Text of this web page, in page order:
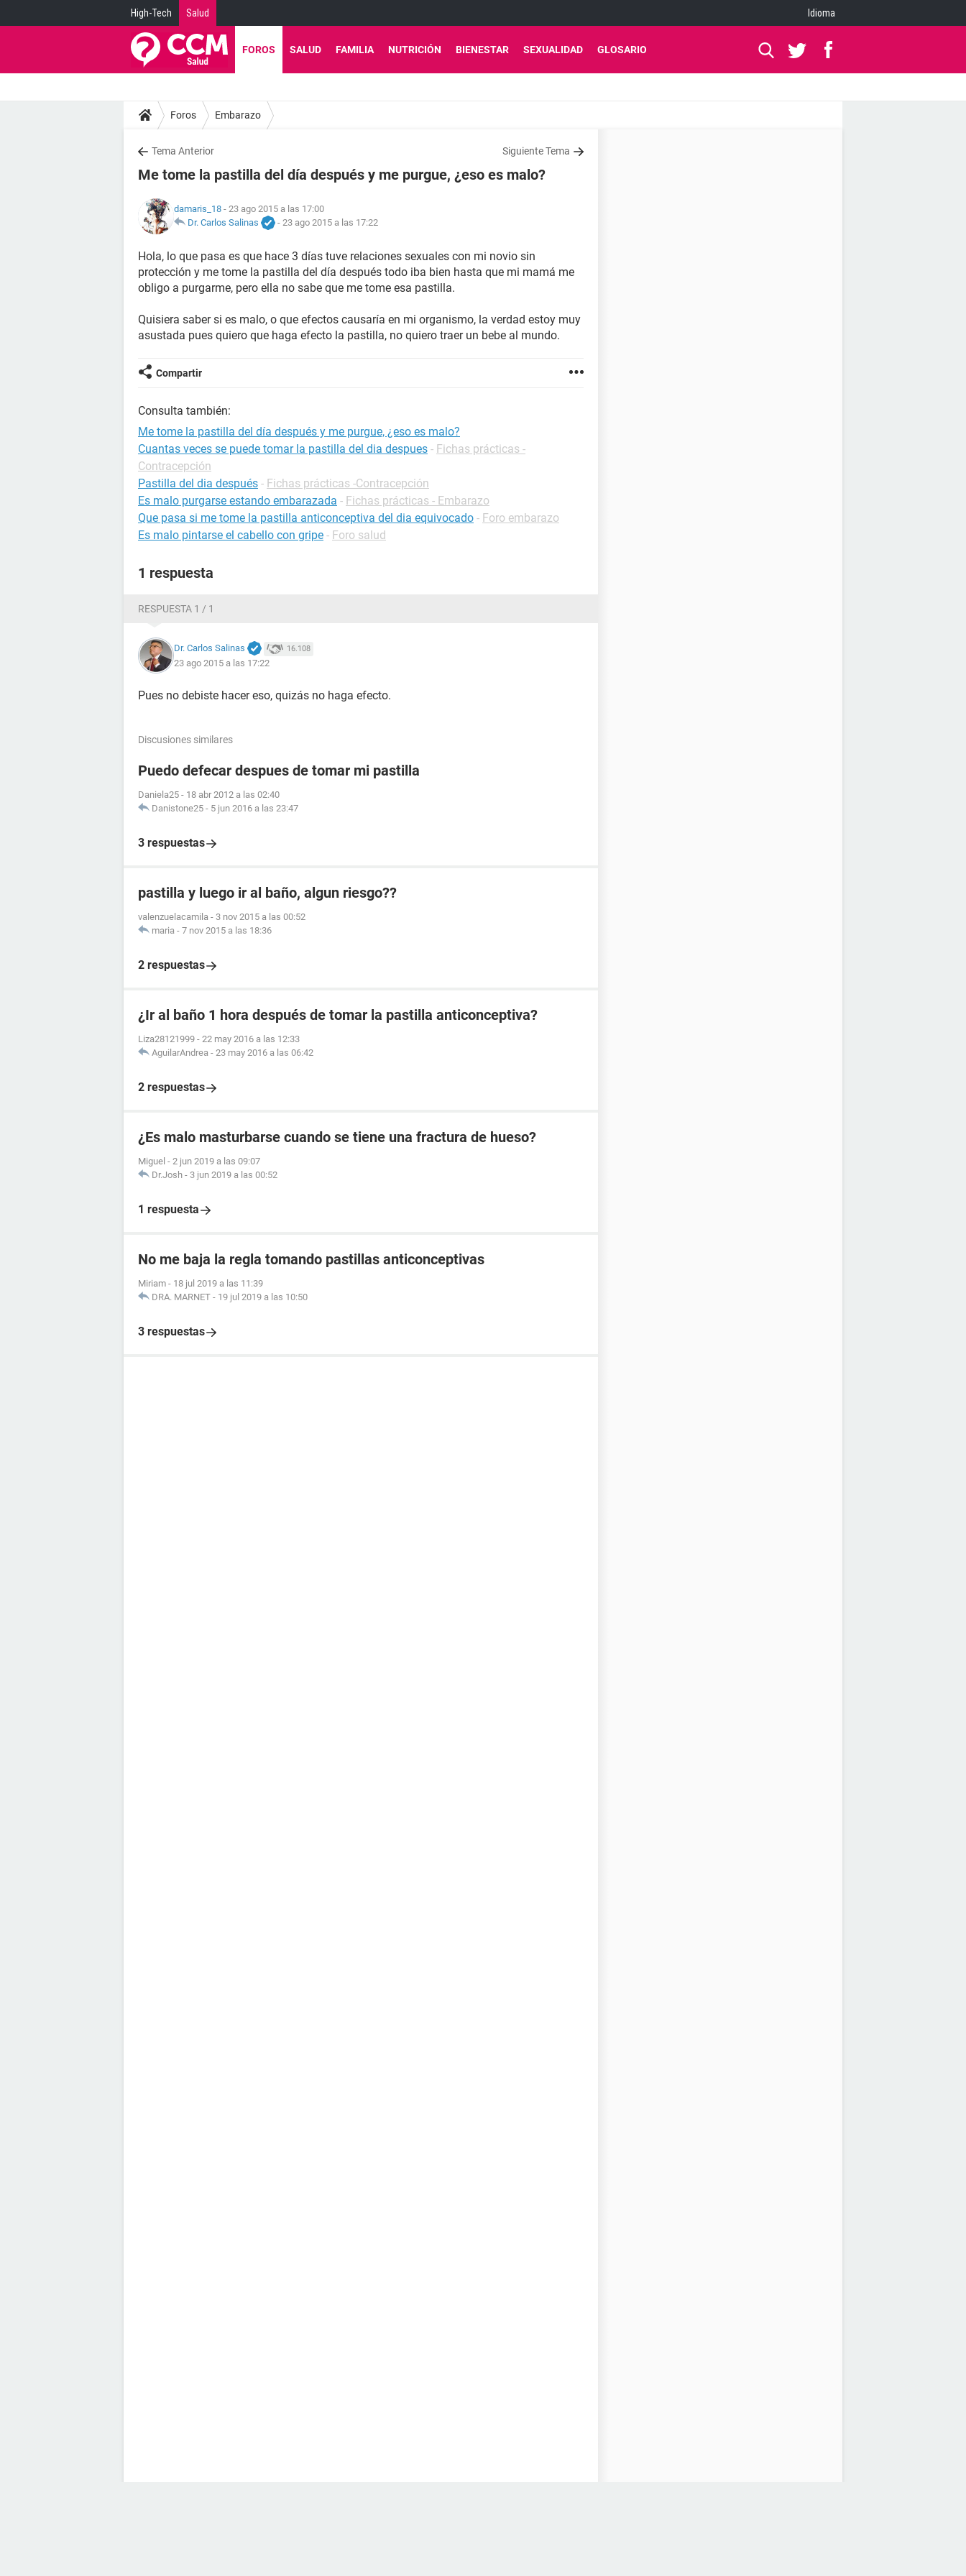
High-Tech Salud Idioma
FOROS SALUD FAMILIA NUTRICIÓN BIENESTAR SEXUALIDAD GLOSARIO
Foros Embarazo
Tema Anterior Siguiente Tema
Me tome la pastilla del día después y me purgue, ¿eso es malo?
damaris_18 - 23 ago 2015 a las 17:00
Dr. Carlos Salinas
- 23 ago 2015 a las 17:22
Hola, lo que pasa es que hace 3 días tuve relaciones sexuales con mi novio sin
protección y me tome la pastilla del día después todo iba bien hasta que mi mamá me
obligo a purgarme, pero ella no sabe que me tome esa pastilla.
Quisiera saber si es malo, o que efectos causaría en mi organismo, la verdad estoy muy
asustada pues quiero que haga efecto la pastilla, no quiero traer un bebe al mundo.
Compartir
Consulta también:
Me tome la pastilla del día después y me purgue, ¿eso es malo?
Cuantas veces se puede tomar la pastilla del dia despues - Fichas prácticas -
Contracepción
Pastilla del dia después - Fichas prácticas -Contracepción
Es malo purgarse estando embarazada - Fichas prácticas - Embarazo
Que pasa si me tome la pastilla anticonceptiva del dia equivocado - Foro embarazo
Es malo pintarse el cabello con gripe - Foro salud
1 respuesta
RESPUESTA 1 / 1
Dr. Carlos Salinas 16.108
23 ago 2015 a las 17:22
Pues no debiste hacer eso, quizás no haga efecto.
Discusiones similares
Puedo defecar despues de tomar mi pastilla
Daniela25 - 18 abr 2012 a las 02:40
Danistone25 - 5 jun 2016 a las 23:47
3 respuestas
pastilla y luego ir al baño, algun riesgo??
valenzuelacamila - 3 nov 2015 a las 00:52
maria - 7 nov 2015 a las 18:36
2 respuestas
¿Ir al baño 1 hora después de tomar la pastilla anticonceptiva?
Liza28121999 - 22 may 2016 a las 12:33
AguilarAndrea - 23 may 2016 a las 06:42
2 respuestas
¿Es malo masturbarse cuando se tiene una fractura de hueso?
Miguel - 2 jun 2019 a las 09:07
Dr.Josh - 3 jun 2019 a las 00:52
1 respuesta
No me baja la regla tomando pastillas anticonceptivas
Miriam - 18 jul 2019 a las 11:39
DRA. MARNET - 19 jul 2019 a las 10:50
3 respuestas